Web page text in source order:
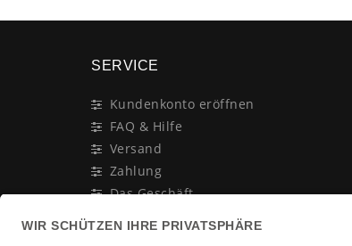
SERVICE
Kundenkonto eröffnen
FAQ & Hilfe
Versand
Zahlung
Das Geschäft
Anschrift & Öffnungszeiten